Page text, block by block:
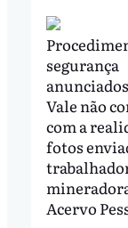
segurança
Vale não
com a
fotos
Acervo